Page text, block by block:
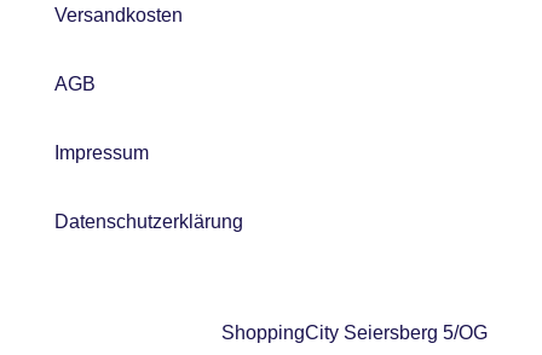
Versandkosten
AGB
Impressum
Datenschutzerklärung
ShoppingCity Seiersberg 5/OG